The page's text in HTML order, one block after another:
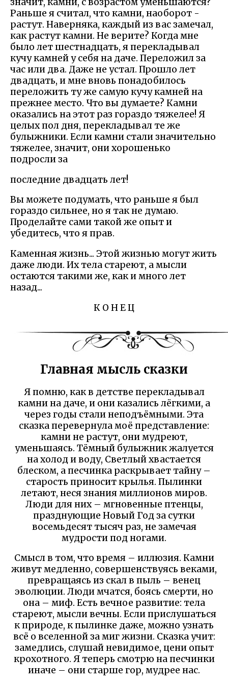
Раньше я считал, что камни, наоборот -
растут. Наверняка, каждый из вас замечал,
как растут камни. Не верите? Когда мне
было лет шестнадцать, я перекладывал
кучу камней у себя на даче. Переложил за
час или два. Даже не устал. Прошло лет
двадцать, и мне вновь понадобилось
переложить ту же самую кучу камней на
прежнее место. Что вы думаете? Камни
оказались на этот раз гораздо тяжелее! Я
целых пол дня, перекладывал те же
булыжники. Если камни стали значительно
тяжелее, значит, они хорошенько
подросли за
последние двадцать лет!
Вы можете подумать, что раньше я был
гораздо сильнее, но я так не думаю.
Проделайте сами такой же опыт и
убедитесь, что я прав.
Каменная жизнь... Этой жизнью могут жить
даже люди. Их тела стареют, а мысли
остаются такими же, как и много лет
назад...
К О Н Е Ц
Главная мысль сказки
Я помню, как в детстве перекладывал
камни на даче, и они казались лёгкими, а
через годы стали неподъёмными. Эта
сказка перевернула моё представление:
камни не растут, они мудреют,
уменьшаясь. Тёмный булыжник жалуется
на холод и воду, Светлый хвастается
блеском, а песчинка раскрывает тайну –
старость приносит крылья. Пылинки
летают, неся знания миллионов миров.
Люди для них – мгновенные птенцы,
празднующие Новый Год за сутки
восемьдесят тысяч раз, не замечая
мудрости под ногами.
Смысл в том, что время – иллюзия. Камни
живут медленно, совершенствуясь веками,
превращаясь из скал в пыль – венец
эволюции. Люди мчатся, боясь смерти, но
она – миф. Есть вечное развитие: тела
стареют, мысли вечны. Если прислушаться
к природе, к пылинке даже, можно узнать
всё о вселенной за миг жизни. Сказка учит:
замедлись, слушай невидимое, цени опыт
крохотного. Я теперь смотрю на песчинки
иначе – они старше гор, мудрее нас.